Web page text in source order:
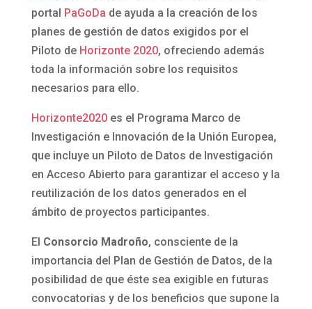
portal
PaGoDa de ayuda a la creación de los
planes de gestión de datos exigidos por el
Piloto de Horizonte 2020, ofreciendo además
toda la información sobre los requisitos
necesarios para ello.
Horizonte2020es el Programa Marco de
Investigación e Innovación de la Unión Europea,
que incluye un Piloto de Datos de Investigación
en Acceso Abierto para garantizar el acceso y la
reutilización de los datos generados en el
ámbito de proyectos participantes.
El Consorcio Madroño, consciente de la
importancia del Plan de Gestión de Datos, de la
posibilidad de que éste sea exigible en futuras
convocatorias y de los beneficios que supone la